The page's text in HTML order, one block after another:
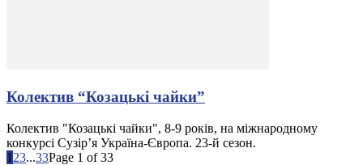
Колектив “Козацькі чайки”
Колектив "Козацькі чайки", 8-9 років, на міжнародному
конкурсі Сузір’я Україна-Європа. 23-й сезон.
1 23...33Page 1 of 33